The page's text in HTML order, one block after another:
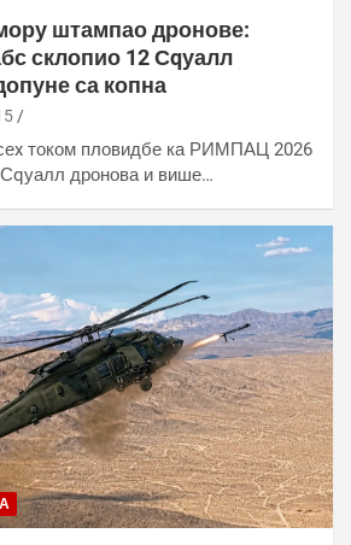
штампао дронове:
склопио 12 Сqуалл
са копна
током пловидбе ка РИМПАЦ 2026
Сqуалл дронова и више…